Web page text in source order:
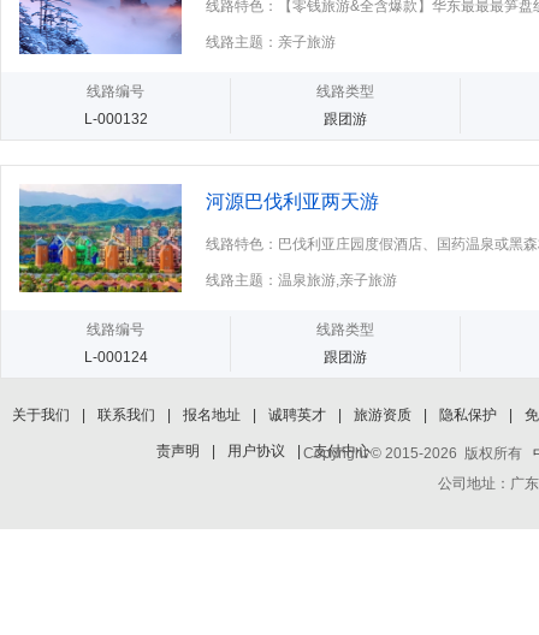
线路特色：【零钱旅游&全含爆款】华东最最最笋
线路主题：亲子旅游
线路编号
L-000132
线路类型
跟团游
河源巴伐利亚两天游
线路特色：巴伐利亚庄园度假酒店、国药温泉或黑
线路主题：温泉旅游,亲子旅游
线路编号
L-000124
线路类型
跟团游
关于我们 联系我们 报名地址 诚聘英才 旅游资质 隐私保护 免
责声明 用户协议 支付中心
Copyright © 2015-2026 版权所有
公司地址：广